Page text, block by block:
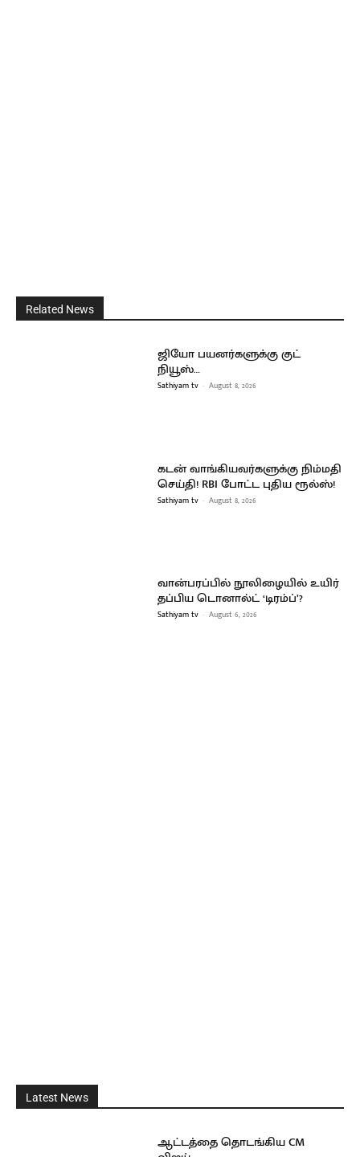
Related News
ஜியோ பயனர்களுக்கு குட்
நியூஸ்…
Sathiyam tv - August 8, 2026
கடன் வாங்கியவர்களுக்கு நிம்மதி
செய்தி! RBI போட்ட புதிய ரூல்ஸ்!
Sathiyam tv - August 8, 2026
வான்பரப்பில் நூலிழையில் உயிர்
தப்பிய டொனால்ட் ‘டிரம்ப்’?
Sathiyam tv - August 6, 2026
Latest News
ஆட்டத்தை தொடங்கிய CM